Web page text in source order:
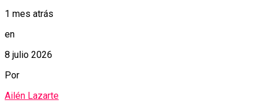
1 mes atrás
en
8 julio 2026
Por
Ailén Lazarte